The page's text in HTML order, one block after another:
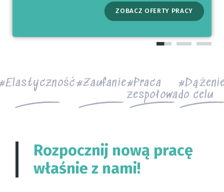
ZOBACZ OFERTY PRACY
ZOBACZ OFERTY PRACY
ZAREJESTRUJ SIĘ BEZPOŚREDNIO
Elastyczność Zaufanie Praca
zespołowado celu
Rozpocznij nową pracę
właśnie z nami!